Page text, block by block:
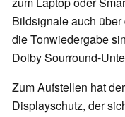
Bildsignale auch
die Tonwiedergabe
Dolby Sourround-
Zum Aufstellen hat
Displayschutz, der